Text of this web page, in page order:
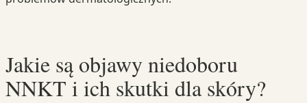
Jakie są objawy niedoboru
NNKT i ich skutki dla skóry?